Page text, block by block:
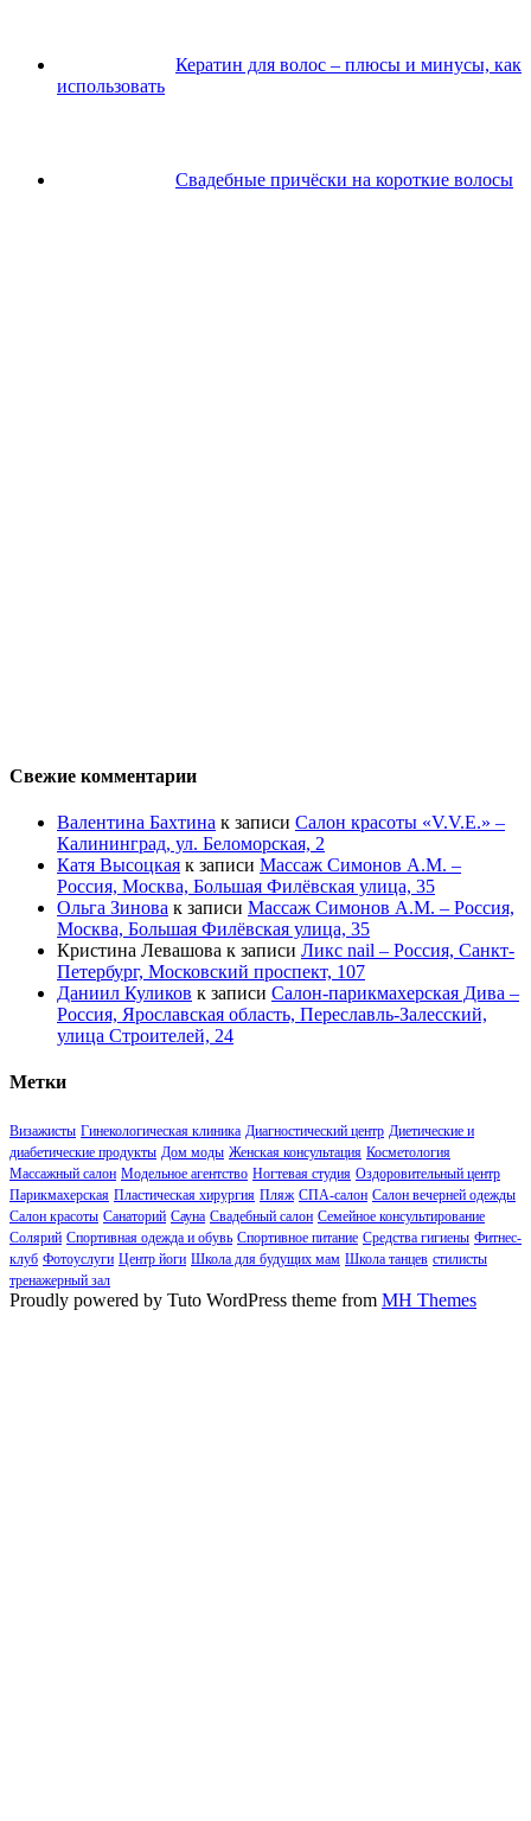
Кератин для волос – плюсы и минусы, как
использовать
Свадебные причёски на короткие волосы
Свежие комментарии
Валентина Бахтина к записи Салон красоты «V.V.E.» –
Калининград, ул. Беломорская, 2
Катя Высоцкая к записи Массаж Симонов А.М. –
Россия, Москва, Большая Филёвская улица, 35
Ольга Зинова к записи Массаж Симонов А.М. – Россия,
Москва, Большая Филёвская улица, 35
Кристина Левашова к записи Ликс nail – Россия, Санкт-
Петербург, Московский проспект, 107
Даниил Куликов к записи Салон-парикмахерская Дива –
Россия, Ярославская область, Переславль-Залесский,
улица Строителей, 24
Метки
Визажисты Гинекологическая клиника Диагностический центр Диетические и
диабетические продукты Дом моды Женская консультация Косметология
Массажный салон Модельное агентство Ногтевая студия Оздоровительный центр
Парикмахерская Пластическая хирургия Пляж СПА-салон Салон вечерней одежды
Салон красоты Санаторий Сауна Свадебный салон Семейное консультирование
Солярий Спортивная одежда и обувь Спортивное питание Средства гигиены Фитнес-
клуб Фотоуслуги Центр йоги Школа для будущих мам Школа танцев стилисты
тренажерный зал
Proudly powered by Tuto WordPress theme from MH Themes